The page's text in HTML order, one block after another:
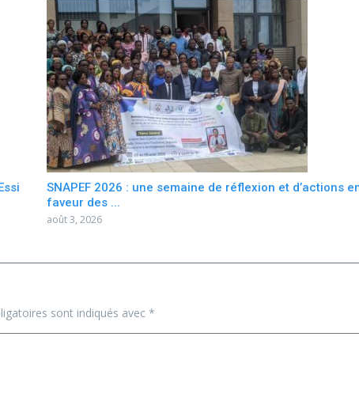
SNAPEF 2026 : une semaine de réflexion et d’actions
faveur des ...
août 3, 2026
sont indiqués avec *